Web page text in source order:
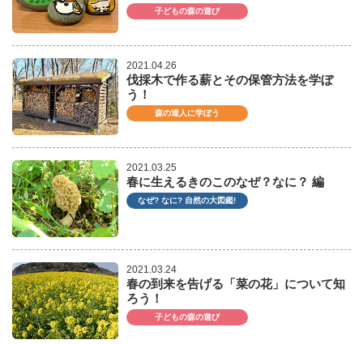
子どもの森の遊び
2021.04.26
伐採木で作る薪とその保管方法を学ぼ
う！
森の達人に学ぼう
2021.03.25
春に生えるきのこのなぜ？なに？ 編
なぜ? なに? 自然の大図鑑!
2021.03.24
春の到来を告げる「菜の花」について知
ろう！
子どもの森の遊び